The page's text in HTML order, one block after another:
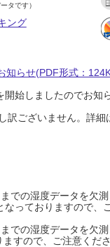
タです）
ング
知らせ(PDF形式：
始しましたのでお知
訳ございません。詳細
での湿度データを欠
っておりますので、
での湿度データを欠
すので、ご注意くだ